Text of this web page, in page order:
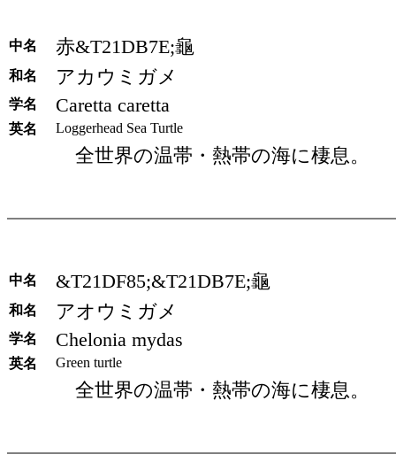
中名 赤&T21DB7E;龜
和名 アカウミガメ
学名 Caretta caretta
英名 Loggerhead Sea Turtle
全世界の温帯・熱帯の海に棲息。
中名 &T21DF85;&T21DB7E;龜
和名 アオウミガメ
学名 Chelonia mydas
英名 Green turtle
全世界の温帯・熱帯の海に棲息。